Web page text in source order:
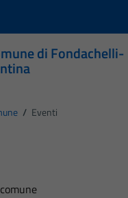
di Fondachelli-
/ Eventi